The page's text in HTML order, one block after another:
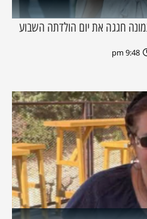
חגגה את יום הולדתה השבוע
9:48 pm